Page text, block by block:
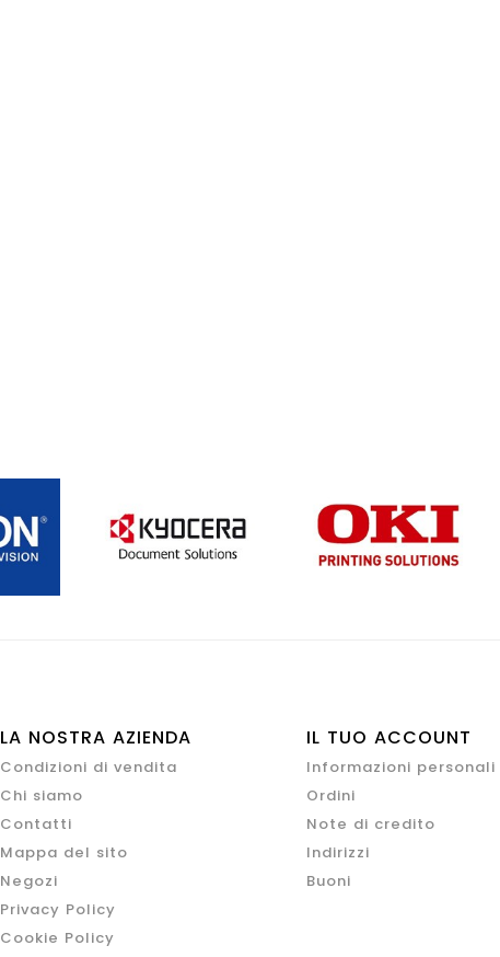
LA NOSTRA AZIENDA
Condizioni di vendita
Chi siamo
Contatti
Mappa del sito
Negozi
Privacy Policy
Cookie Policy
IL TUO ACCOUNT
Informazioni personali
Ordini
Note di credito
Indirizzi
Buoni